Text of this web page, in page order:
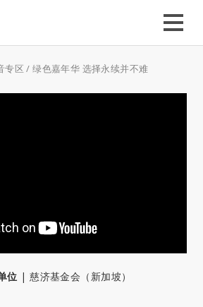
专区 /绿色嘉年华 选择永续并不难
位 |慈济基金会（新加坡）